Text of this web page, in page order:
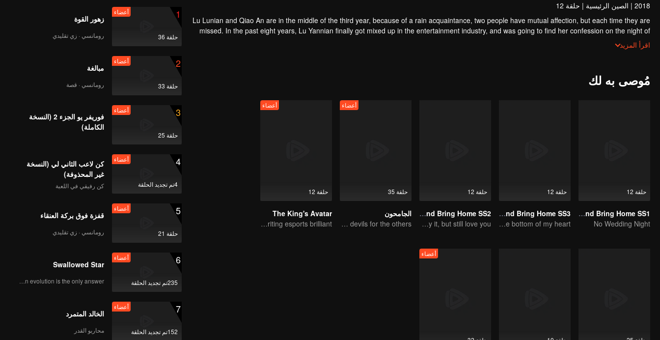
2018
| الصين الرئيسية | حلقة 12
Lu Lunian and Qiao An are in the middle of the third year, because of a rain acquaintance, two people have mutual affection, but each time they are
missed. In the past eight years, Lu Yannian finally got mixed up in the entertainment industry, and was going to find her confession on the night of
Joan’s birthday. Also failed due to misunderstanding.
Five years later, Han Ruchu looked for Lu Jianian to play Xu Jiamu, and then released the news of marriage with Joan. In an attempt to
stabilize the family business, the two people who once fell in love with each other reunited and began to play the fake unmarried couple. The
اقرأ المزيد
مُوصى به لك
حلقة 12
National Husband Bring Home SS1
No Wedding Night
حلقة 12
National Husband Bring Home SS3
Put you in the bottom of my heart.
حلقة 12
National Husband Bring Home SS2
Don't say it, but still love you
حلقة 35
أعضاء
الجامحون
The youth from clan of cultivators killed the devils for the others
حلقة 12
أعضاء
The King's Avatar
Ten years of blood writing esports brilliant
أعضاء
1
حلقة 36
أعضاء
زهور القوة
رومانسي · زي تقليدي
2
حلقة 33
أعضاء
مبالغة
رومانسي · قصة
3
حلقة 25
أعضاء
فوريفر يو الجزء 2 (النسخة
الكاملة)
4
4تم تجديد الحلقة
أعضاء
كن لاعب الثاني لي (النسخة
غير المحذوفة)
كن رفيقي في اللعبة
5
حلقة 21
أعضاء
قفزة فوق بركة العنقاء
رومانسي · زي تقليدي
6
235تم تجديد الحلقة
أعضاء
Swallowed Star
Human evolution is the only answer.
7
152تم تجديد الحلقة
أعضاء
الخالد المتمرد
محاربو القدر